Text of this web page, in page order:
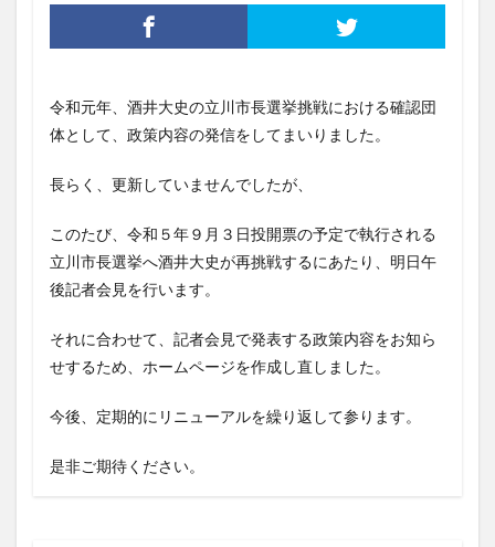
令和元年、酒井大史の立川市長選挙挑戦における確認団
体として、政策内容の発信をしてまいりました。
長らく、更新していませんでしたが、
このたび、令和５年９月３日投開票の予定で執行される
立川市長選挙へ酒井大史が再挑戦するにあたり、明日午
後記者会見を行います。
それに合わせて、記者会見で発表する政策内容をお知ら
せするため、ホームページを作成し直しました。
今後、定期的にリニューアルを繰り返して参ります。
是非ご期待ください。